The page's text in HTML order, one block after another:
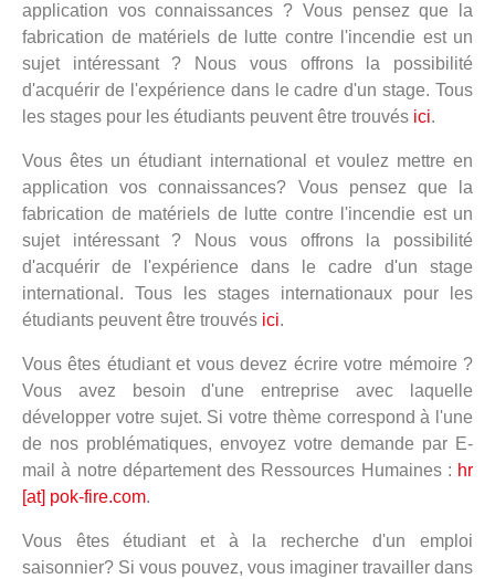
application vos connaissances ? Vous pensez que la
fabrication de matériels de lutte contre l'incendie est un
sujet intéressant ? Nous vous offrons la possibilité
d'acquérir de l'expérience dans le cadre d'un stage. Tous
les stages pour les étudiants peuvent être trouvés ici.
Vous êtes un étudiant international et voulez mettre en
application vos connaissances? Vous pensez que la
fabrication de matériels de lutte contre l'incendie est un
sujet intéressant ? Nous vous offrons la possibilité
d'acquérir de l'expérience dans le cadre d'un stage
international. Tous les stages internationaux pour les
étudiants peuvent être trouvés ici.
Vous êtes étudiant et vous devez écrire votre mémoire ?
Vous avez besoin d'une entreprise avec laquelle
développer votre sujet. Si votre thème correspond à l'une
de nos problématiques, envoyez votre demande par E-
mail à notre département des Ressources Humaines : hr
[at] pok-fire.com.
Vous êtes étudiant et à la recherche d'un emploi
saisonnier? Si vous pouvez, vous imaginer travailler dans